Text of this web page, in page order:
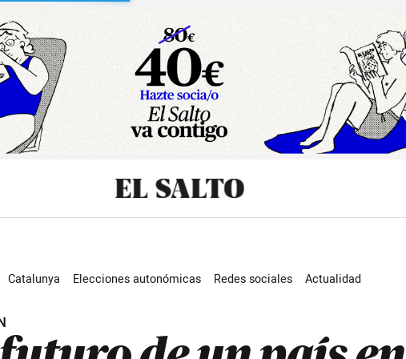
Catalunya Elecciones autonómicas Redes sociales Actualidad